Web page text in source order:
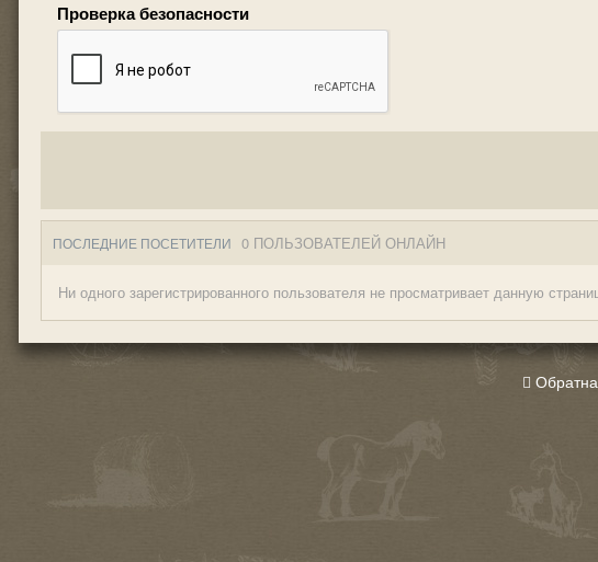
Проверка безопасности
ПОСЛЕДНИЕ ПОСЕТИТЕЛИ 0 ПОЛЬЗОВАТЕЛЕЙ ОНЛАЙН
Ни одного зарегистрированного пользователя не просматривает данную